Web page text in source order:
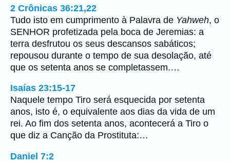
2 Crônicas 36:21,22
Tudo isto em cumprimento à Palavra de Yahweh, o
SENHOR profetizada pela boca de Jeremias: a
terra desfrutou os seus descansos sabáticos;
repousou durante o tempo de sua desolação, até
que os setenta anos se completassem.…
Isaías 23:15-17
Naquele tempo Tiro será esquecida por setenta
anos, isto é, o equivalente aos dias da vida de um
rei. Ao fim dos setenta anos, acontecerá a Tiro o
que diz a Canção da Prostituta:…
Daniel 7:2